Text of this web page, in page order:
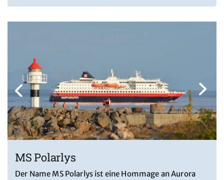
MS Polarlys
Der Name MS Polarlys ist eine Hommage an Aurora